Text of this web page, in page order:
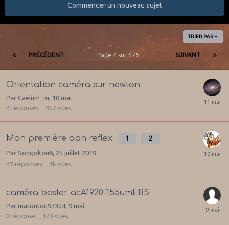
Commencer un nouveau sujet
TRIER PAR
PRÉCÉDENT SUIVANT
Page 4 sur 576
Orientation caméra sur newton
Par Caelum_m 10 mai
4 réponses 357 vues
Mon première apn reflex 1
2
Par Songokou6, 25 juillet 2019
49 réponses 3k vues
caméra basler acA1920-155umEBS
Par matoutou97354 9 mai
0 réponse 123 vues